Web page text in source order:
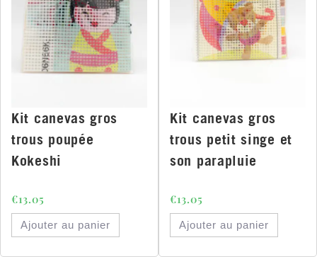
Kit canevas gros
trous poupée
Kokeshi
€13.05
Ajouter au panier
Kit canevas gros
trous petit singe et
son parapluie
€13.05
Ajouter au panier